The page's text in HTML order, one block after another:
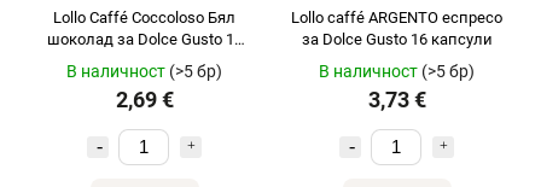
Lollo Caffé Coccoloso Бял
шоколад за Dolce Gusto 10
капсули
В наличност (>5 бр)
2,69 €
Lollo caffé ARGENTO еспресо
за Dolce Gusto 16 капсули
В наличност (>5 бр)
3,73 €